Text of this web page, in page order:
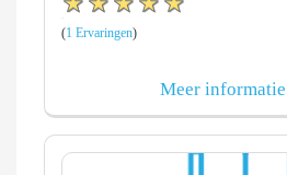
(1 Ervaringen)
Meer informatie